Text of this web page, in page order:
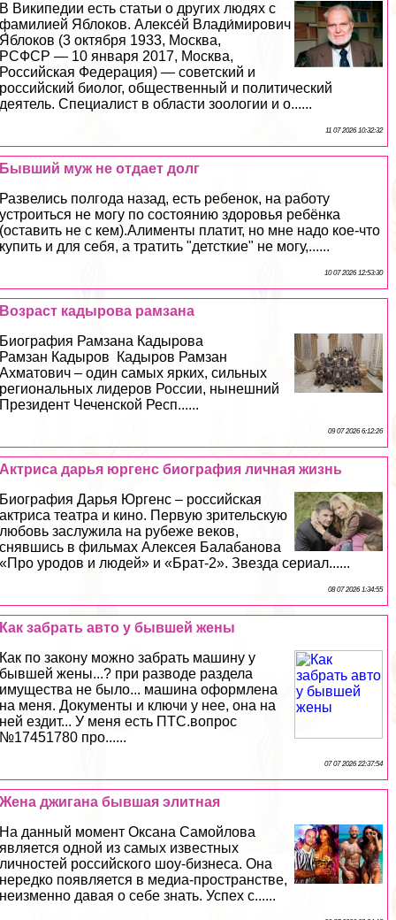
В Википедии есть статьи о других людях с
фамилией Яблоков. Алексе́й Влади́мирович
Я́блоков (3 октября 1933, Москва,
РСФСР — 10 января 2017, Москва,
Российская Федерация) — советский и
российский биолог, общественный и политический
деятель. Специалист в области зоологии и о......
11 07 2026 10:32:32
Бывший муж не отдает долг
Развелись полгода назад, есть ребенок, на работу
устроиться не могу по состоянию здоровья ребёнка
(оставить не с кем).Алименты платит, но мне надо кое-что
купить и для себя, а тратить "детсткие" не могу,......
10 07 2026 12:53:30
Возраст кадырова рамзана
Биография Рамзана Кадырова
Рамзан Кадыров Кадыров Рамзан
Ахматович – один самых ярких, сильных
региональных лидеров России, нынешний
Президент Чеченской Респ......
09 07 2026 6:12:26
Актриса дарья юргенс биография личная жизнь
Биография Дарья Юргенс – российская
актриса театра и кино. Первую зрительскую
любовь заслужила на рубеже веков,
снявшись в фильмах Алексея Балабанова
«Про уpoдов и людей» и «Брат-2». Звезда сериал......
08 07 2026 1:34:55
Как забрать авто у бывшей жены
Как по закону можно забрать машину у
бывшей жены...? при разводе раздела
имущества не было... машина оформлена
на меня. Документы и ключи у нее, она на
ней ездит... У меня есть ПТС.вопрос
№17451780 про......
07 07 2026 22:37:54
Жена джигана бывшая элитная
На данный момент Оксана Самойлова
является одной из самых известных
личностей российского шоу-бизнеса. Она
нередко появляется в медиа-прострaнcтве,
неизменно давая о себе знать. Успех с......